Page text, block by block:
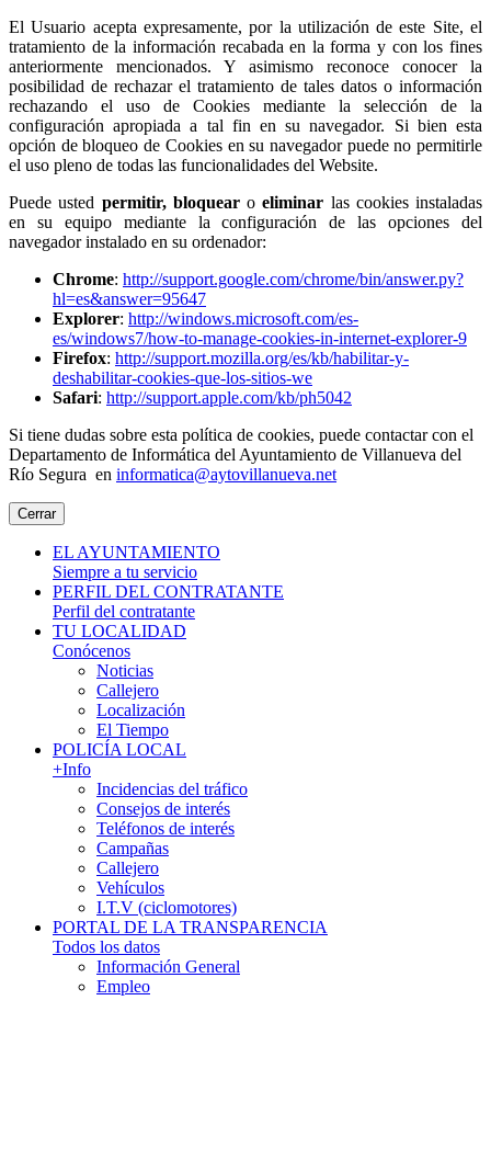
El Usuario acepta expresamente, por la utilización de este Site, el
tratamiento de la información recabada en la forma y con los fines
anteriormente mencionados. Y asimismo reconoce conocer la
posibilidad de rechazar el tratamiento de tales datos o información
rechazando el uso de Cookies mediante la selección de la
configuración apropiada a tal fin en su navegador. Si bien esta
opción de bloqueo de Cookies en su navegador puede no permitirle
el uso pleno de todas las funcionalidades del Website.
Puede usted permitir, bloquearoeliminar las cookies instaladas
en su equipo mediante la configuración de las opciones del
navegador instalado en su ordenador:
Chrome: http://support.google.com/chrome/bin/answer.py?
hl=es&answer=95647
Explorer: http://windows.microsoft.com/es-
es/windows7/how-to-manage-cookies-in-internet-explorer-9
Firefox: http://support.mozilla.org/es/kb/habilitar-y-
deshabilitar-cookies-que-los-sitios-we
Safari: http://support.apple.com/kb/ph5042
Si tiene dudas sobre esta política de cookies, puede contactar con el
Departamento de Informática del Ayuntamiento de Villanueva del
Río Segura en informatica@aytovillanueva.net
Cerrar
EL AYUNTAMIENTO
Siempre a tu servicio
PERFIL DEL CONTRATANTE
Perfil del contratante
TU LOCALIDAD
Conócenos
Noticias
Callejero
Localización
El Tiempo
POLICÍA LOCAL
+Info
Incidencias del tráfico
Consejos de interés
Teléfonos de interés
Campañas
Callejero
Vehículos
I.T.V (ciclomotores)
PORTAL DE LA TRANSPARENCIA
Todos los datos
Información General
Empleo